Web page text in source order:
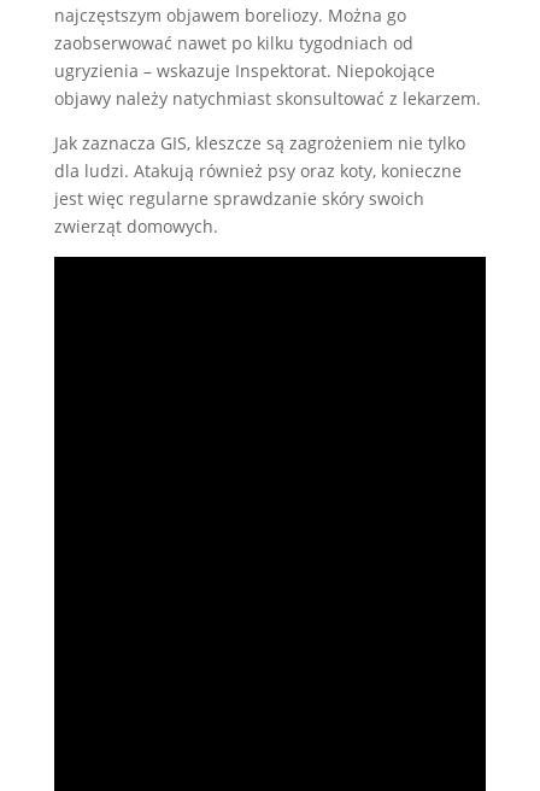
najczęstszym objawem boreliozy. Można go
zaobserwować nawet po kilku tygodniach od
ugryzienia – wskazuje Inspektorat. Niepokojące
objawy należy natychmiast skonsultować z lekarzem.
Jak zaznacza GIS, kleszcze są zagrożeniem nie tylko
dla ludzi. Atakują również psy oraz koty, konieczne
jest więc regularne sprawdzanie skóry swoich
zwierząt domowych.